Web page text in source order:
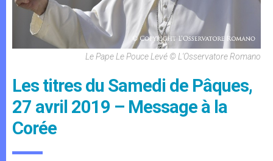
Le Pape Le Pouce Levé © L'Osservatore Romano
Les titres du Samedi de Pâques,
27 avril 2019 – Message à la
Corée